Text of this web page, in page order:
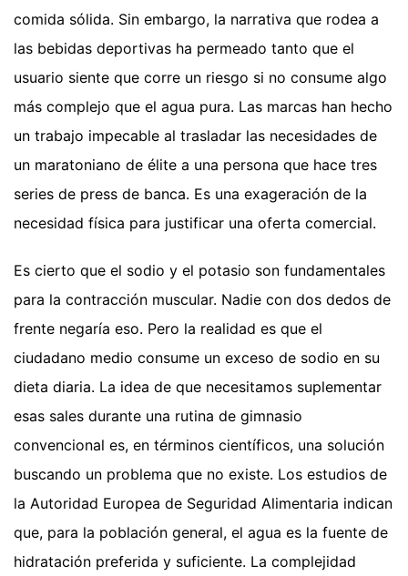
comida sólida. Sin embargo, la narrativa que rodea a
las bebidas deportivas ha permeado tanto que el
usuario siente que corre un riesgo si no consume algo
más complejo que el agua pura. Las marcas han hecho
un trabajo impecable al trasladar las necesidades de
un maratoniano de élite a una persona que hace tres
series de press de banca. Es una exageración de la
necesidad física para justificar una oferta comercial.
Es cierto que el sodio y el potasio son fundamentales
para la contracción muscular. Nadie con dos dedos de
frente negaría eso. Pero la realidad es que el
ciudadano medio consume un exceso de sodio en su
dieta diaria. La idea de que necesitamos suplementar
esas sales durante una rutina de gimnasio
convencional es, en términos científicos, una solución
buscando un problema que no existe. Los estudios de
la Autoridad Europea de Seguridad Alimentaria indican
que, para la población general, el agua es la fuente de
hidratación preferida y suficiente. La complejidad